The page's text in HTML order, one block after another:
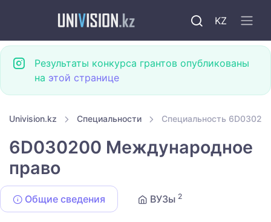
KZ
Результаты конкурса грантов опубликованы
на этой странице
Univision.kz Специальности Специальность
6D030200 Международное
право
Общие сведения ВУЗы 2